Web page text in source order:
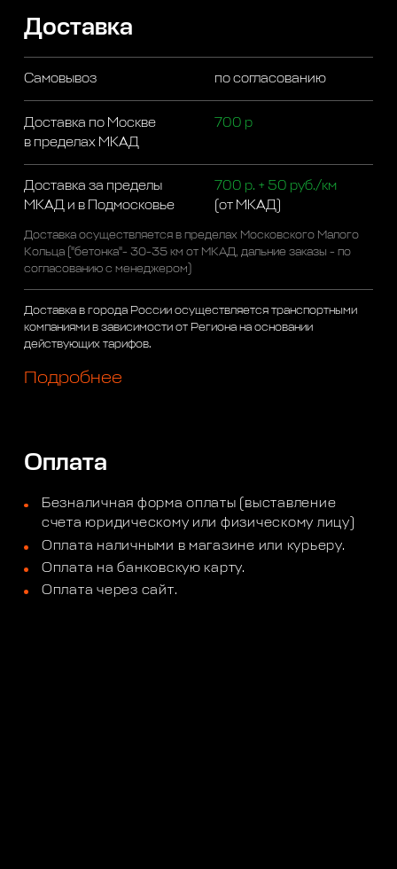
Доставка
Самовывоз по согласованию
Доставка по Москве
в пределах МКАД
700 р
Доставка за пределы
МКАД и в Подмосковье
700 р. + 50 руб./км
(от МКАД)
Доставка осуществляется в пределах Московского Малого
Кольца ("бетонка"- 30-35 км от МКАД, дальние заказы - по
согласованию с менеджером)
Доставка в города России осуществляется транспортными
компаниями в зависимости от Региона на основании
действующих тарифов.
Подробнее
Оплата
Безналичная форма оплаты (выставление
счета юридическому или физическому лицу)
Оплата наличными в магазине или курьеру.
Оплата на банковскую карту.
Оплата через сайт.